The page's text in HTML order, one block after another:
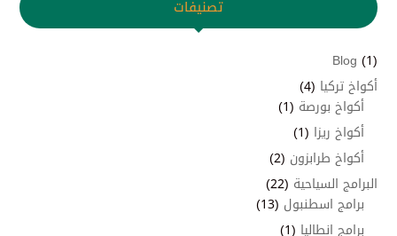
تصنيفات
Blog (1)
أكواخ تركيا (4)
أكواخ بورصة (1)
أكواخ ريزا (1)
أكواخ طرابزون (2)
البرامج السياحية (22)
برامج اسطنبول (13)
برامج انطاليا (1)